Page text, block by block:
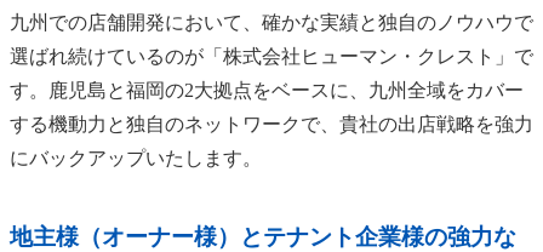
九州での店舗開発において、確かな実績と独自のノウハウで
選ばれ続けているのが「株式会社ヒューマン・クレスト」で
す。鹿児島と福岡の2大拠点をベースに、九州全域をカバー
する機動力と独自のネットワークで、貴社の出店戦略を強力
にバックアップいたします。
地主様（オーナー様）とテナント企業様の強力な